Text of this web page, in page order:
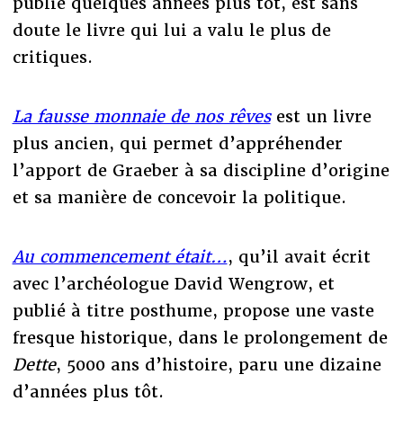
doute le livre qui lui a valu le plus de
critiques.
La fausse monnaie de nos rêvesest un livre
plus ancien, qui permet d’appréhender
l’apport de Graeber à sa discipline d’origine
et sa manière de concevoir la politique.
Au commencement était…, qu’il avait écrit
avec l’archéologue David Wengrow, et
publié à titre posthume, propose une vaste
fresque historique, dans le prolongement de
Dette, 5000 ans d’histoire, paru une dizaine
d’années plus tôt.